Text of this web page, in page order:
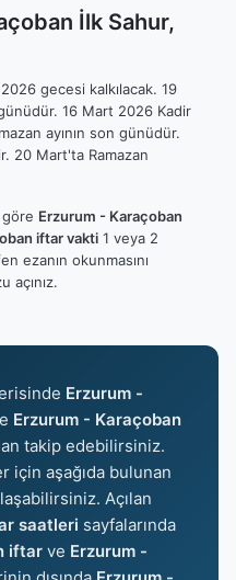
İlk Sahur,
gecesi kalkılacak. 19
16 Mart 2026 Kadir
ayının son günüdür.
20 Mart'ta Ramazan
Erzurum - Karaçoban
iftar vakti 1 veya 2
ezanın okunmasını
açınız.
Erzurum -
Erzurum - Karaçoban
takip edebilirsiniz.
aşağıda bulunan
Açılan
saatleri sayfalarında
iftarve Erzurum -